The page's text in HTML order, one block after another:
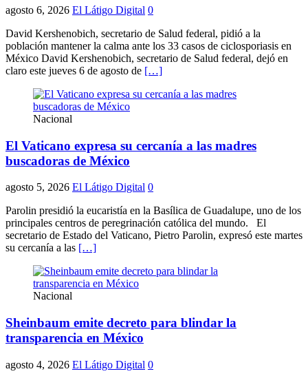
agosto 6, 2026 El Látigo Digital 0
David Kershenobich, secretario de Salud federal, pidió a la
población mantener la calma ante los 33 casos de ciclosporiasis en
México David Kershenobich, secretario de Salud federal, dejó en
claro este jueves 6 de agosto de […]
Nacional
El Vaticano expresa su cercanía a las madres
buscadoras de México
agosto 5, 2026 El Látigo Digital 0
Parolin presidió la eucaristía en la Basílica de Guadalupe, uno de los
principales centros de peregrinación católica del mundo. El
secretario de Estado del Vaticano, Pietro Parolin, expresó este martes
su cercanía a las […]
Nacional
Sheinbaum emite decreto para blindar la
transparencia en México
agosto 4, 2026 El Látigo Digital 0